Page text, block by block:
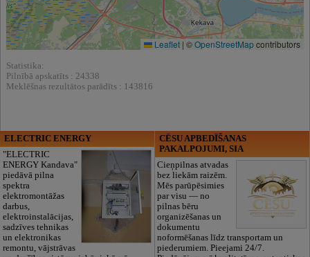
Leaflet | ©OpenStreetMapcontributors
Statistika:
Pilnībā apskatīts : 24338
Meklēšnas rezultātos parādīts : 143816
ELECTRIC ENERGY
"ELECTRIC
ENERGY Kandava"
piedāvā pilna
spektra
elektromontāžas
darbus,
elektroinstalācijas,
sadzīves tehnikas
un elektronikas
remontu, vājstrāvas
CĒSU APBEDĪŠANAS
PAKALPOJUMI, SIA
Cieņpilnas atvadas
bez liekām raizēm.
Mēs parūpēsimies
par visu — no
pilnas bēru
organizēšanas un
dokumentu
noformēšanas līdz transportam un
piederumiem. Pieejami 24/7.